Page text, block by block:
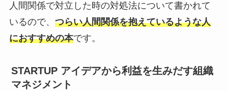
人間関係で対立した時の対処法について書かれて
いるので、 つらい人間関係を抱えているような人
におすすめの本です。
STARTUP アイデアから利益を生みだす組織
マネジメント